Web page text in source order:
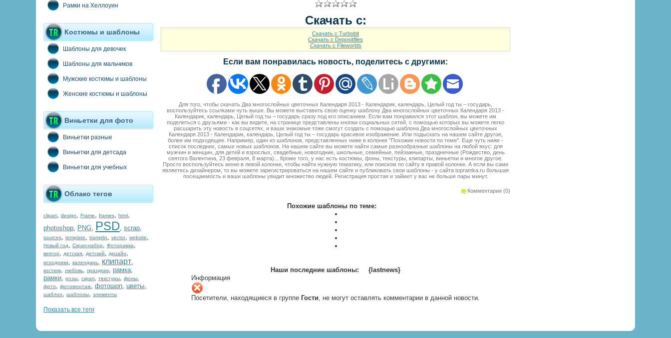
Рамки на Хеллоуин
Костюмы и шаблоны
Шаблоны для девочек
Шаблоны для мальчиков
Мужские костюмы и шаблоны
Женские костюмы и шаблоны
Виньетки для фото
Виньетки разные
Виньетки для детсада
Виньетки для учебных
Облако тегов
clipart, design, Frame, frames, html,
photoshop, PNG, PSD, scrap,
sources, template, tramplin, vector, website,
Новый год, Скрап-набор, Фоторамка,
вектор, детская, детский, дизайн,
исходники, календарь, клипарт,
костюм, любовь, праздник, рамка,
рамки, розы, скрап, текстуры, фоны,
фото, фотомонтаж, фотошоп, цветы,
шаблон, шаблоны, элементы
Показать все теги
Скачать с:
Скачать с Turbobit
Скачать с Depositfiles
Скачать с Fileworlds
Если вам понравилась новость, поделитесь с другими:
Для того, чтобы скачать Два многослойных цветочных Календаря 2013 - Календарик, календарь, Целый год ты – государь,
воспользуйтесь ссылками чуть выше. Вы можете выставить свою оценку шаблону Два многослойных цветочных Календаря 2013 -
Календарик, календарь, Целый год ты – государь сразу под его описанием. Если вам понравился этот шаблон, вы можете им
поделиться с друзьями - как вы видите, на странице представлены кнопки социальных сетей, с помощью которых вы можете легко
расшарить эту новость в соцсетях, и ваши знакомые тоже смогут создать с помощью шаблона Два многослойных цветочных
Календаря 2013 - Календарик, календарь, Целый год ты – государь красивое изображение. Или подыскать на нашем сайте другое,
более им подходящее. Например, один из шаблонов, представленных ниже в колонке "Похожие новости по теме". Еще чуть ниже -
список последних, самых новых шаблонов. На нашем сайте вы можете найти самые разнообразные шаблоны на любой вкус: для
мужчин и женщин, для детей и взрослых, свадебные, новогодние, школьные, семейные, пейзажные, праздничные (Рождество, день
святого Валентина, 23 февраля, 8 марта)... Кроме того, у нас есть костюмы, фоны, текстуры, клипарты, виньетки и многое другое.
Просто воспользуйтесь меню в левой колонке, чтобы найти нужную тематику, или поиском по сайту в правой колонке. А если вы сами
являетесь дизайнером, то вы можете зарегистрироваться на нашем сайте и публиковать свои шаблоны - у сайта topramka.ru большая
посещаемость и ваши шаблоны увидит множество людей. Регистрация простая и займет у вас не больше пары минут.
Комментарии (0)
Похожие шаблоны по теме:
Наши последние шаблоны:
{lastnews}
Информация
Посетители, находящиеся в группе Гости, не могут оставлять комментарии в данной новости.